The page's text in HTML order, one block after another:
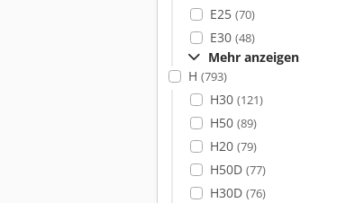
E25 (70)
E30 (48)
Mehr anzeigen
H (793)
H30 (121)
H50 (89)
H20 (79)
H50D (77)
H30D (76)